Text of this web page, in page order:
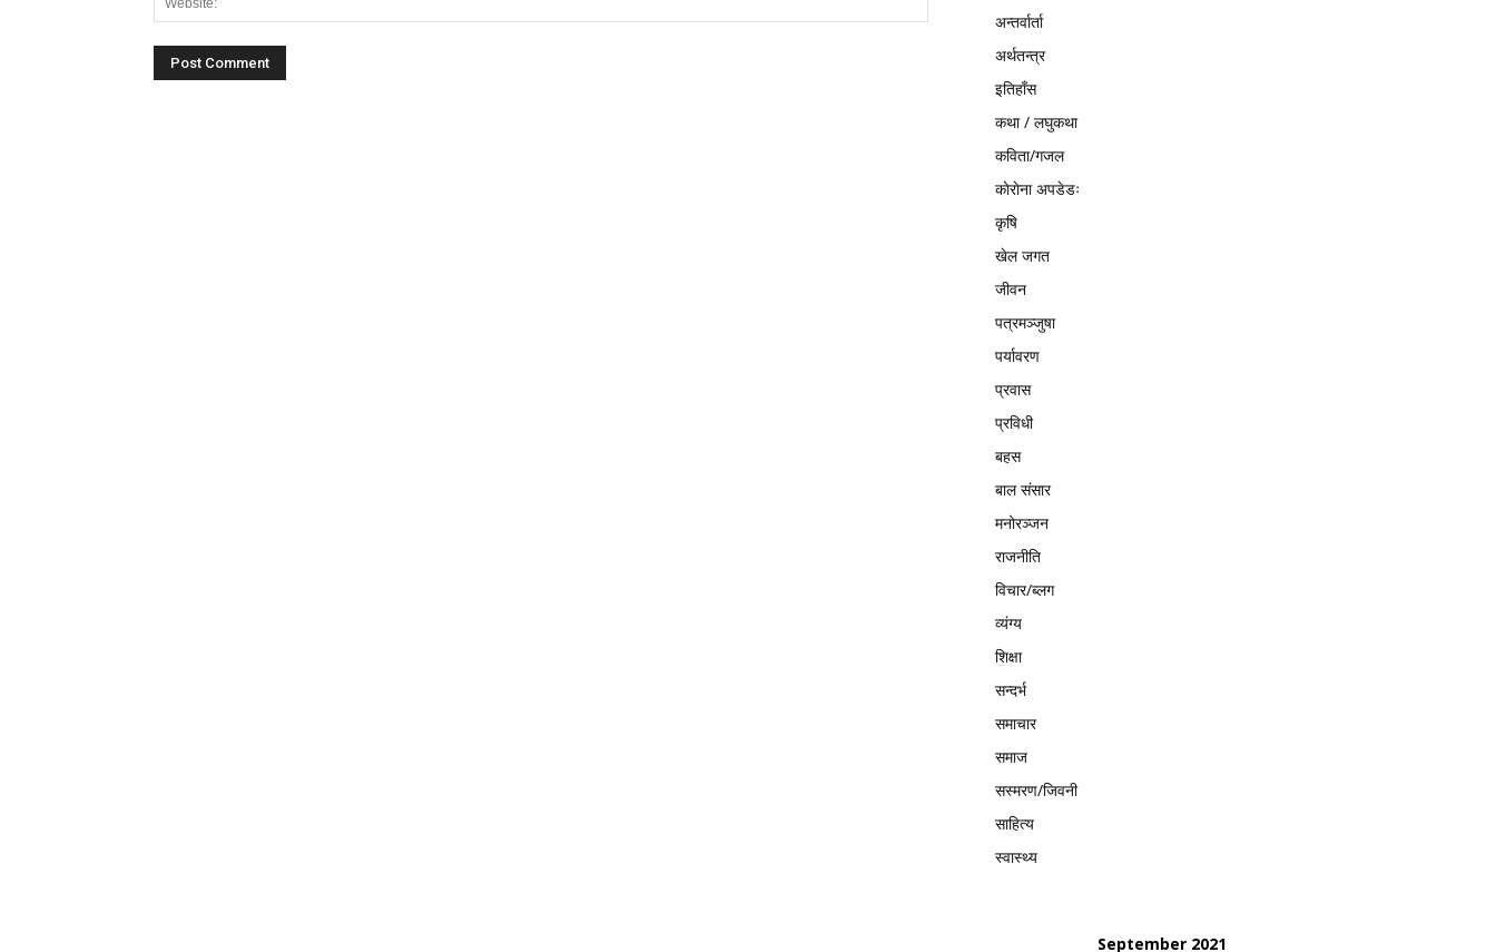
अन्तर्वार्ता
अर्थतन्त्र
इतिहाँस
कथा / लघुकथा
कविता/गजल
काेराेना अपडेडः
कृषि
खेल जगत
जीवन
पत्रमञ्जुषा
पर्यावरण
प्रवास
प्रविधी
बहस
बाल संसार
मनोरञ्जन
राजनीति
विचार/ब्लग
व्यंग्य
शिक्षा
सन्दर्भ
समाचार
समाज
सस्मरण/जिवनी
साहित्य
स्वास्थ्य
September 2021